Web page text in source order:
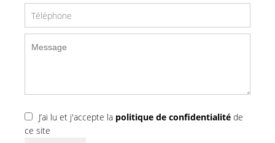
J’ai lu et j'accepte la politique de confidentialité de
ce site